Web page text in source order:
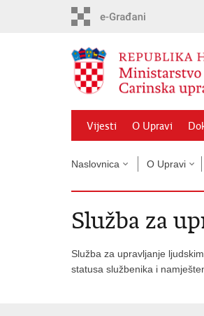
Vijesti O Upravi
Naslovnica O Upravi
Služba za
Služba za upravljanje
statusa službenika i